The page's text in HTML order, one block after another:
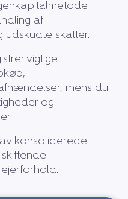
af
udskudte skatter.
vigtige
mens du
og
konsoliderede